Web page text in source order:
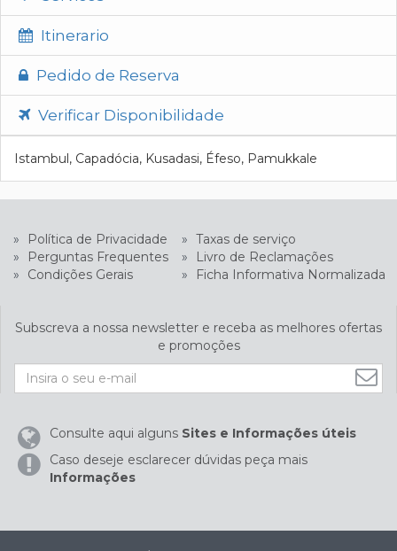
Itinerario
Pedido de Reserva
Verificar Disponibilidade
Istambul, Capadócia, Kusadasi, Éfeso, Pamukkale
» Política de Privacidade » Taxas de serviço
»
Perguntas Frequentes »
Livro de Reclamações
»
Condições Gerais » Ficha Informativa Normalizada
Subscreva a nossa newsletter e receba as melhores ofertas
e promoções
Consulte aqui alguns Sites e Informações úteis
Caso deseje esclarecer dúvidas peça mais
Informações